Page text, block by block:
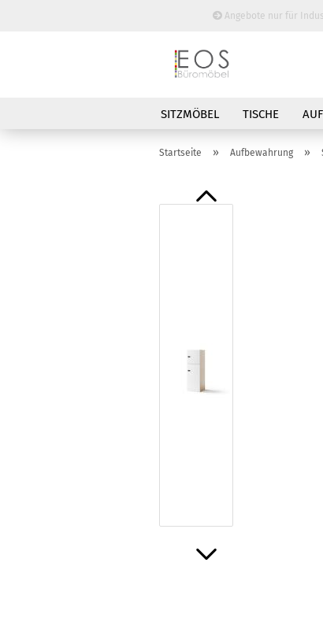
Angebote nur für
SITZMÖBEL TISCHE
BESPRECHUNGSTISCHE
Startseite » Aufbewahrung »